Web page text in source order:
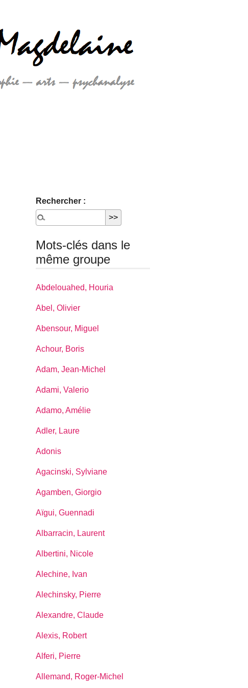
Rechercher :
Mots-clés dans le
même groupe
Abdelouahed, Houria
Abel, Olivier
Abensour, Miguel
Achour, Boris
Adam, Jean-Michel
Adami, Valerio
Adamo, Amélie
Adler, Laure
Adonis
Agacinski, Sylviane
Agamben, Giorgio
Aïgui, Guennadi
Albarracin, Laurent
Albertini, Nicole
Alechine, Ivan
Alechinsky, Pierre
Alexandre, Claude
Alexis, Robert
Alferi, Pierre
Allemand, Roger-Michel